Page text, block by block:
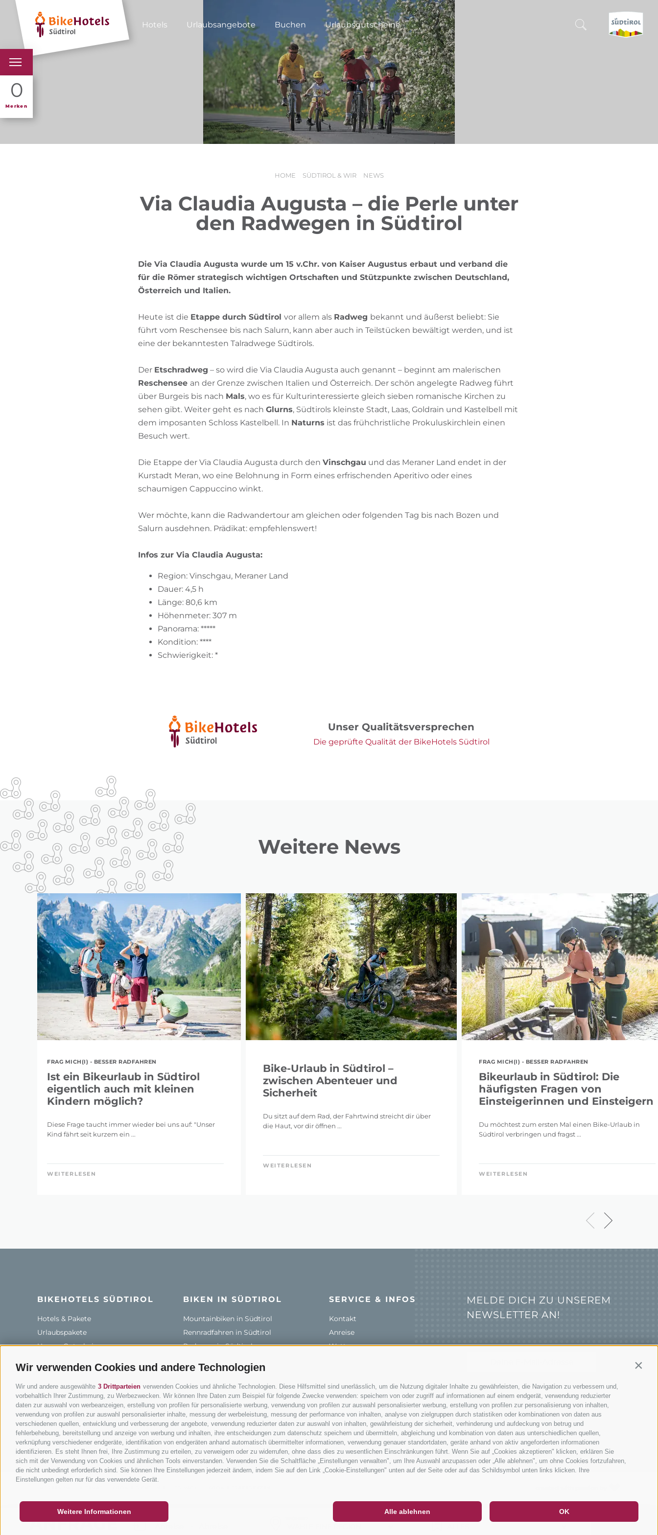
Wir verwenden Cookies und andere Technologien
Wir und andere ausgewählte 3 Drittparteien verwenden Cookies und ähnliche Technologien. Diese Hilfsmittel sind unerlässlich, um die Nutzung digitaler Inhalte zu gewährleisten, die Navigation zu verbessern und,
vorbehaltlich Ihrer Zustimmung, zu Werbezwecken. Wir können Ihre Daten zum Beispiel für folgende Zwecke verwenden: speichern von oder zugriff auf informationen auf einem endgerät, verwendung reduzierter
daten zur auswahl von werbeanzeigen, erstellung von profilen für personalisierte werbung, verwendung von profilen zur auswahl personalisierter werbung, erstellung von profilen zur personalisierung von inhalten,
verwendung von profilen zur auswahl personalisierter inhalte, messung der werbeleistung, messung der performance von inhalten, analyse von zielgruppen durch statistiken oder kombinationen von daten aus
verschiedenen quellen, entwicklung und verbesserung der angebote, verwendung reduzierter daten zur auswahl von inhalten, gewährleistung der sicherheit, verhinderung und aufdeckung von betrug und
fehlerbehebung, bereitstellung und anzeige von werbung und inhalten, ihre entscheidungen zum datenschutz speichern und übermitteln, abgleichung und kombination von daten aus unterschiedlichen quellen,
verknüpfung verschiedener endgeräte, identifikation von endgeräten anhand automatisch übermittelter informationen, verwendung genauer standortdaten, geräte anhand von aktiv angeforderten informationen
identifizieren. Es steht Ihnen frei, Ihre Zustimmung zu erteilen, zu verweigern oder zu widerrufen, ohne dass dies zu wesentlichen Einschränkungen führt. Wenn Sie auf „Cookies akzeptieren" klicken, erklären Sie
sich mit der Verwendung von Cookies und ähnlichen Tools einverstanden. Verwenden Sie die Schaltfläche „Einstellungen verwalten", um Ihre Auswahl anzupassen oder „Alle ablehnen", um ohne Cookies fortzufahren,
die nicht unbedingt erforderlich sind. Sie können Ihre Einstellungen jederzeit ändern, indem Sie auf den Link „Cookie-Einstellungen" unten auf der Seite oder auf das Schildsymbol unten links klicken. Ihre
Einstellungen gelten nur für das verwendete Gerät.
OK
Alle ablehnen
Weitere Informationen
Hotels Urlaubsangebote Buchen Urlaubsgutscheine
0
Merken
GUTSCHEINE FAQ - QUALITÄTSGARANTIE
ANFRAGE WANN? WEITER
HOME SÜDTIROL & WIR NEWS
Via Claudia Augusta – die Perle unter
den Radwegen in Südtirol
Die Via Claudia Augusta wurde um 15 v.Chr. von Kaiser Augustus erbaut und verband die
für die Römer strategisch wichtigen Ortschaften und Stützpunkte zwischen Deutschland,
Österreich und Italien.
Heute ist die Etappe durch Südtirol vor allem als Radweg bekannt und äußerst beliebt: Sie
führt vom Reschensee bis nach Salurn, kann aber auch in Teilstücken bewältigt werden, und ist
eine der bekanntesten Talradwege Südtirols.
Der Etschradweg – so wird die Via Claudia Augusta auch genannt – beginnt am malerischen
Reschensee an der Grenze zwischen Italien und Österreich. Der schön angelegte Radweg führt
über Burgeis bis nach Mals, wo es für Kulturinteressierte gleich sieben romanische Kirchen zu
sehen gibt. Weiter geht es nach Glurns, Südtirols kleinste Stadt, Laas, Goldrain und Kastelbell mit
dem imposanten Schloss Kastelbell. In Naturns ist das frühchristliche Prokuluskirchlein einen
Besuch wert.
Die Etappe der Via Claudia Augusta durch den Vinschgau und das Meraner Land endet in der
Kurstadt Meran, wo eine Belohnung in Form eines erfrischenden Aperitivo oder eines
schaumigen Cappuccino winkt.
Wer möchte, kann die Radwandertour am gleichen oder folgenden Tag bis nach Bozen und
Salurn ausdehnen. Prädikat: empfehlenswert!
Infos zur Via Claudia Augusta:
Region: Vinschgau, Meraner Land
Dauer: 4,5 h
Länge: 80,6 km
Höhenmeter: 307 m
Panorama: *****
Kondition: ****
Schwierigkeit: *
Unser Qualitätsversprechen
Die geprüfte Qualität der BikeHotels Südtirol
Weitere News
FRAG MICH(I) - BESSER RADFAHREN
Ist ein Bikeurlaub in Südtirol
eigentlich auch mit kleinen
Kindern möglich?
Diese Frage taucht immer wieder bei uns auf: "Unser
Kind fährt seit kurzem ein ...
WEITERLESEN
Bike-Urlaub in Südtirol –
zwischen Abenteuer und
Sicherheit
Du sitzt auf dem Rad, der Fahrtwind streicht dir über
die Haut, vor dir öffnen ...
WEITERLESEN
FRAG MICH(I) - BESSER RADFAHREN
Bikeurlaub in Südtirol: Die
häufigsten Fragen von
Einsteigerinnen und Einsteigern
Du möchtest zum ersten Mal einen Bike-Urlaub in
Südtirol verbringen und fragst ...
WEITERLESEN
BIKEHOTELS SÜDTIROL
Hotels & Pakete
Urlaubspakete
Unsere Gutscheine
Bike & Work
BIKEN IN SÜDTIROL
Mountainbiken in Südtirol
Rennradfahren in Südtirol
Radwege in Südtirol
Bike-Schulen
Tourenzentrale
SERVICE & INFOS
Kontakt
Anreise
Wetter
info@bikehotels.it
MELDE DICH ZU UNSEREM
NEWSLETTER AN!
JETZT ANMELDEN